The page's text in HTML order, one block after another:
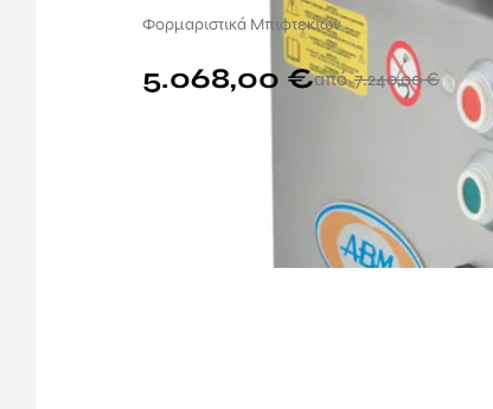
Φορμαριστικά Μπιφτεκιών
7.240,00€
5.068,00 €